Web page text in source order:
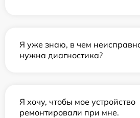
Я уже знаю, в чем
нужна диагностика?
Я хочу, чтобы мое устройство
ремонтировали при мне.